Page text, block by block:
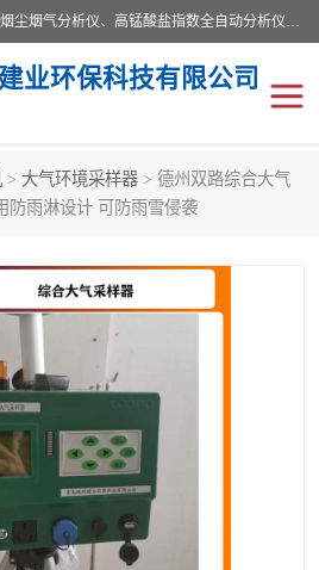
青岛路博环保公司主营：低浓度烟尘烟气分析仪、高锰酸盐指数全自动分析仪、便携式超声波明渠流量计、便携式水质采样器、恒温恒湿称重系统、手持式油烟检测仪等;是一家集环保科研、设计、生产、维护、销售和系统集成为一体的综合性高科技企业。路博人秉承"科学技术是第一生产力的重要理念，倡导环境友好型的生产、生活和消费方式。
业环保科技有限公司
> 大气环境采样器 > 德州双路综合大气
防雨淋设计 可防雨雪侵袭
气体检测仪
手持式油烟检测仪
LB-8110降水降尘采样器
LB-7035油气回收
计 大气环境采样器
仪 LB-62便携式烟气分析仪